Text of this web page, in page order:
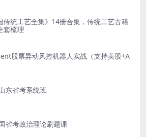
传统工艺全集》14册合集，传统工艺古籍
套梳理
股票异动风控机器人实战（支持美股+A
东省考系统班
省考政治理论刷题课